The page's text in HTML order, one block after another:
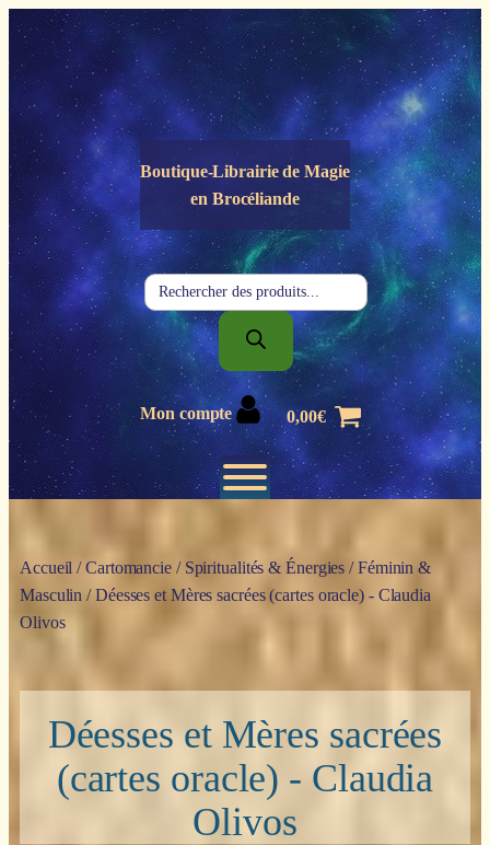
Panneau de gestion des cookies
Boutique-Librairie deMagie
en Brocéliande
Recherche
de
produits
Mon compte 0,00€
Accueil /Cartomancie/ Spiritualités & Énergies /Féminin &
Masculin / Déesses et Mères sacrées (cartes oracle) - Claudia
Olivos
Déesses et Mères sacrées
(cartes oracle) - Claudia
Olivos